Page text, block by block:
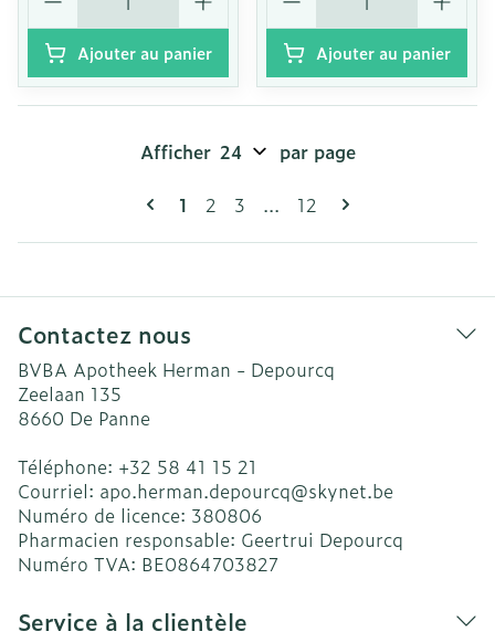
Ajouter au panier Ajouter au panier
Vous lisez actuellement la page
1 Page
2 Page
3 ... Page
12
Afficher par page
Contactez nous
BVBA Apotheek Herman - Depourcq
Zeelaan 135
8660 De Panne
Téléphone: +32 58 41 15 21
Courriel: apo.herman.depourcq@skynet.be
Numéro de licence: 380806
Pharmacien responsable: Geertrui Depourcq
Numéro TVA: BE0864703827
Service à la clientèle